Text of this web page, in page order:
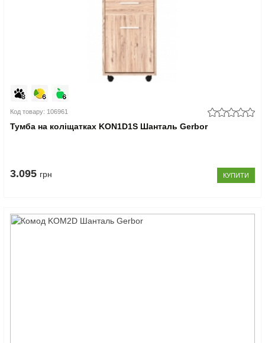
Код товару: 106961
Тумба на коліщатках KON1D1S Шанталь Gerbor
3.095 грн КУПИТИ